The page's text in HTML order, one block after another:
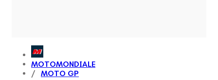
MOTOMONDIALE
MOTO GP